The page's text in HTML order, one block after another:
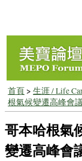
首頁> 生涯 / Life
根氣候變遷高峰會
哥本哈根氣
變遷高峰會